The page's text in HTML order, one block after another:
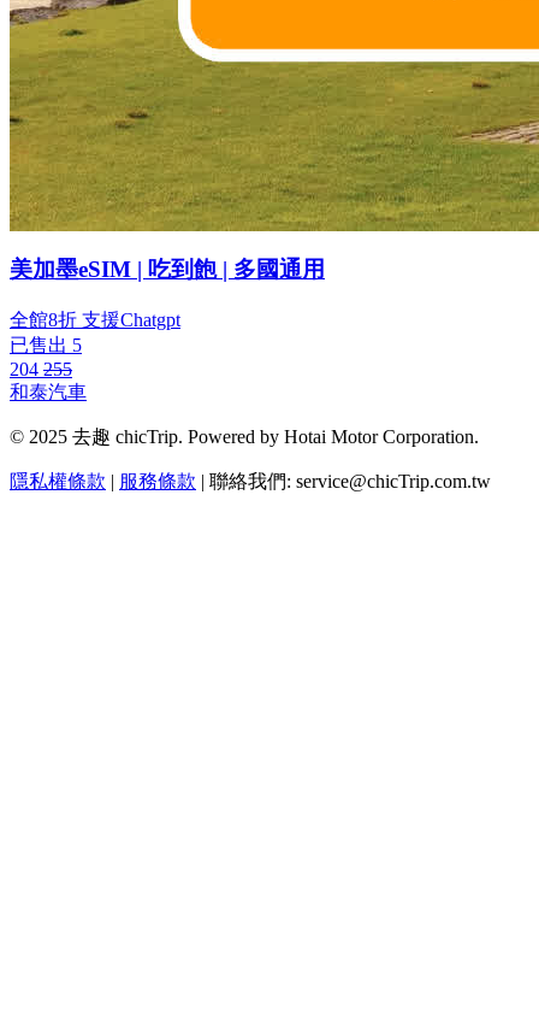
美加墨eSIM | 吃到飽 | 多國通用
全館8折 支援Chatgpt
已售出 5
204 255
和泰汽車
© 2025 去趣 chicTrip. Powered by Hotai Motor Corporation.
隱私權條款 | 服務條款 | 聯絡我們: service@chicTrip.com.tw